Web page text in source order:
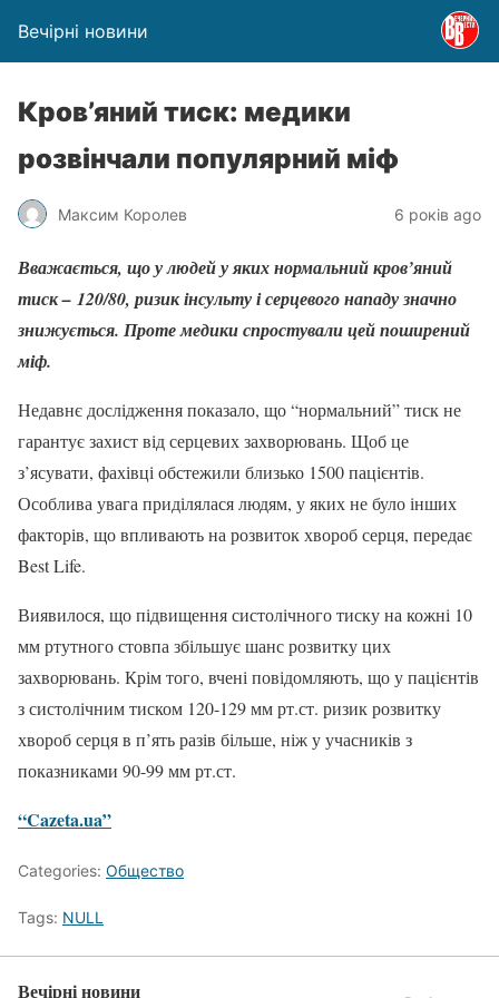
Вечірні новини
Кров’яний тиск: медики
розвінчали популярний міф
Максим Королев 6 років ago
Вважається, що у людей у яких нормальний кров’яний
тиск – 120/80, ризик інсульту і серцевого нападу значно
знижується. Проте медики спростували цей поширений
міф.
Недавнє дослідження показало, що “нормальний” тиск не
гарантує захист від серцевих захворювань. Щоб це
з’ясувати, фахівці обстежили близько 1500 пацієнтів.
Особлива увага приділялася людям, у яких не було інших
факторів, що впливають на розвиток хвороб серця, передає
Best Life.
Виявилося, що підвищення систолічного тиску на кожні 10
мм ртутного стовпа збільшує шанс розвитку цих
захворювань. Крім того, вчені повідомляють, що у пацієнтів
з систолічним тиском 120-129 мм рт.ст. ризик розвитку
хвороб серця в п’ять разів більше, ніж у учасників з
показниками 90-99 мм рт.ст.
“Cazeta.ua”
Categories: Общество
Tags: NULL
Вечірні новини